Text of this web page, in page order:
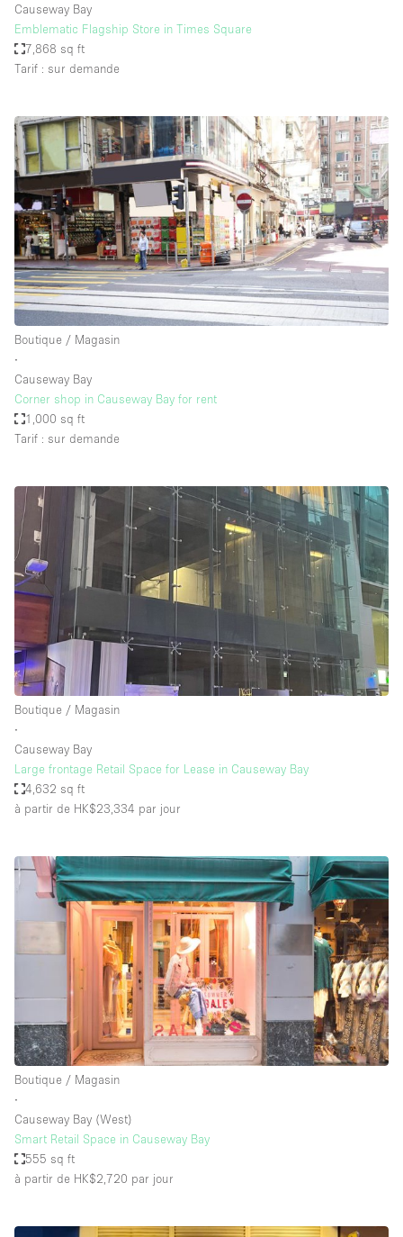
Causeway Bay
Emblematic Flagship Store in Times Square
7,868 sq ft
Tarif : sur demande
Boutique / Magasin
∙
Causeway Bay
Corner shop in Causeway Bay for rent
1,000 sq ft
Tarif : sur demande
Boutique / Magasin
∙
Causeway Bay
Large frontage Retail Space for Lease in Causeway Bay
4,632 sq ft
à partir de HK$23,334 par jour
Boutique / Magasin
∙
Causeway Bay (West)
Smart Retail Space in Causeway Bay
555 sq ft
à partir de HK$2,720 par jour